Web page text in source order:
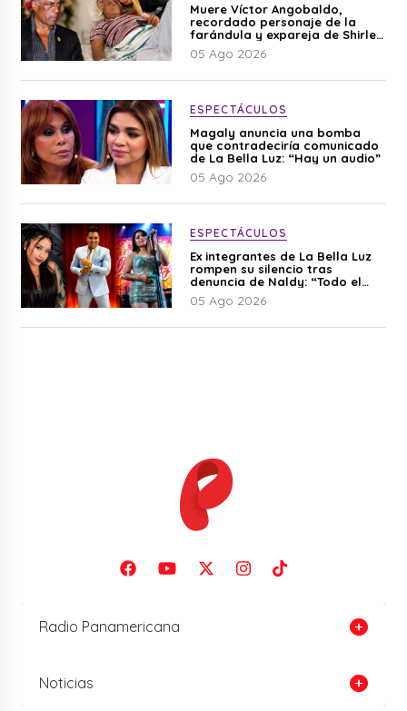
Muere Víctor Angobaldo,
recordado personaje de la
farándula y expareja de Shirley
Cherres
05 Ago 2026
ESPECTÁCULOS
Magaly anuncia una bomba
que contradeciría comunicado
de La Bella Luz: “Hay un audio”
05 Ago 2026
ESPECTÁCULOS
Ex integrantes de La Bella Luz
rompen su silencio tras
denuncia de Naldy: “Todo el
mundo lo sabía”
05 Ago 2026
Radio Panamericana
Noticias